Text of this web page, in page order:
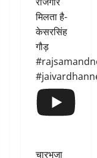
मिलता है-
केसरसिंह
गौड़
चारभुजा